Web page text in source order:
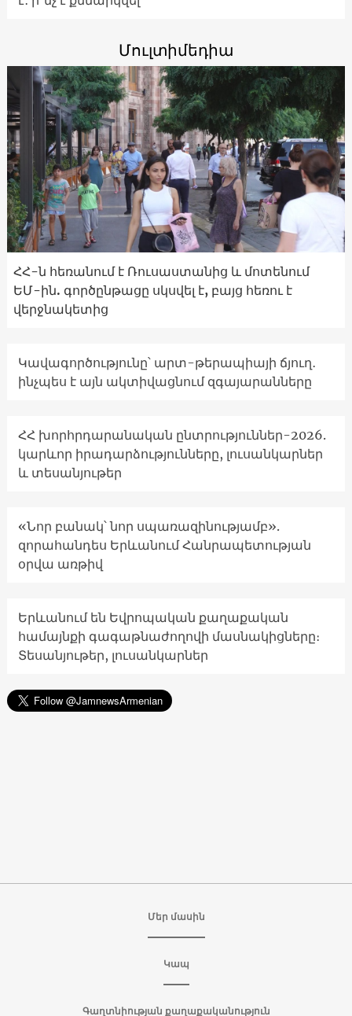
Մուլտիմեդիա
ՀՀ-ն հեռանում է Ռուսաստանից և մոտենում
ԵՄ-ին. գործընթացը սկսվել է, բայց հեռու է
վերջնակետից
Կավագործությունը՝ արտ-թերապիայի ճյուղ․
ինչպես է այն ակտիվացնում զգայարանները
ՀՀ խորհրդարանական ընտրություններ-2026.
կարևոր իրադարձությունները, լուսանկարներ
և տեսանյութեր
«Նոր բանակ՝ նոր սպառազինությամբ».
զորահանդես Երևանում Հանրապետության
օրվա առթիվ
Երևանում են Եվրոպական քաղաքական
համայնքի գագաթնաժողովի մասնակիցները։
Տեսանյութեր, լուսանկարներ
Մեր մասին
Կապ
Գաղտնիության քաղաքականություն